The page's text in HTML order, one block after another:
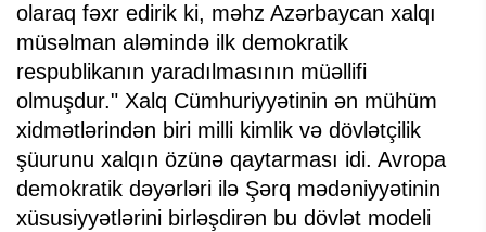
olaraq fəxr edirik ki, məhz Azərbaycan xalqı
müsəlman aləmində ilk demokratik
respublikanın yaradılmasının müəllifi
olmuşdur." Xalq Cümhuriyyətinin ən mühüm
xidmətlərindən biri milli kimlik və dövlətçilik
şüurunu xalqın özünə qaytarması idi. Avropa
demokratik dəyərləri ilə Şərq mədəniyyətinin
xüsusiyyətlərini birləşdirən bu dövlət modeli